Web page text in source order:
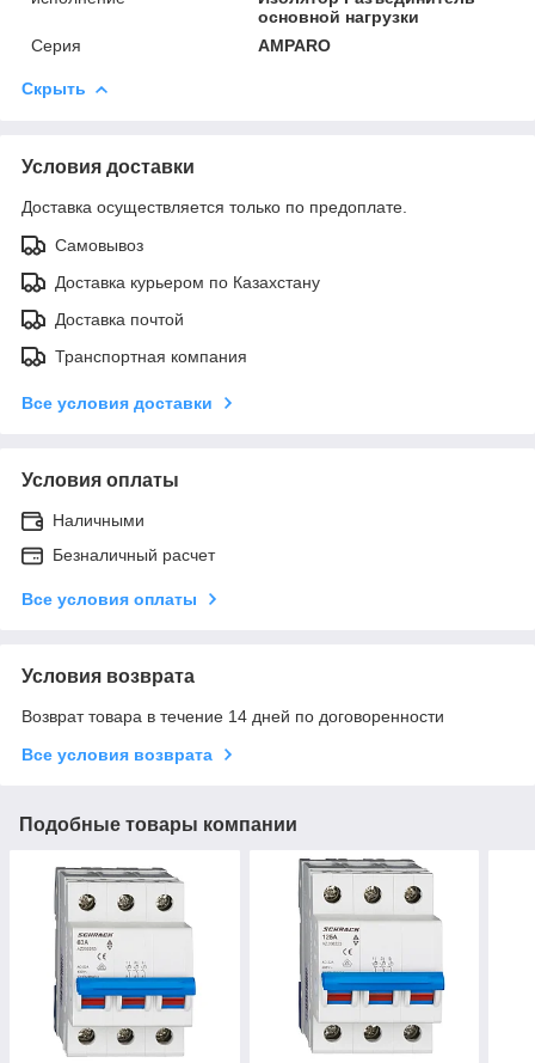
основной нагрузки
Серия
AMPARO
Скрыть
Условия доставки
Доставка осуществляется только по предоплате.
Самовывоз
Доставка курьером по Казахстану
Доставка почтой
Транспортная компания
Все условия доставки
Условия оплаты
Наличными
Безналичный расчет
Все условия оплаты
Условия возврата
Возврат товара в течение 14 дней по договоренности
Все условия возврата
Подобные товары компании